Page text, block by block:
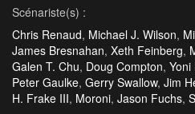
Scénariste(s) :
Chris Renaud, Michael J. Wilson,
James Bresnahan, Xeth Feinberg,
Galen T. Chu, Doug Compton, Yoni
Peter Gaulke, Gerry Swallow, Jim
H. Frake III, Moroni, Jason Fuchs,